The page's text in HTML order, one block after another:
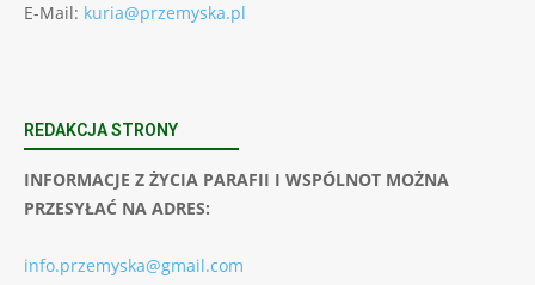
E-Mail: kuria@przemyska.pl
REDAKCJA STRONY
INFORMACJE Z ŻYCIA PARAFII I WSPÓLNOT MOŻNA
PRZESYŁAĆ NA ADRES:
info.przemyska@gmail.com